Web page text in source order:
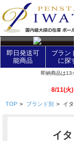
layer Control
即日発送可
能商品
ブラン
に探
即納商品は
8/11(火
TOP > ブランド別 > イ
イ